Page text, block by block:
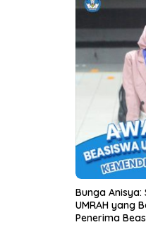
Bunga
UMRAH yang
Penerima